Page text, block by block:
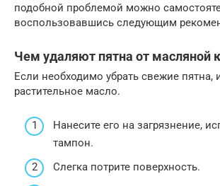
подобной проблемой можно
воспользовавшись следующим
Чем удаляют пятна от масляной
Если необходимо убрать свежие пятна,
растительное масло.
Нанесите его на загрязнение,
тампон.
Слегка потрите поверхность.